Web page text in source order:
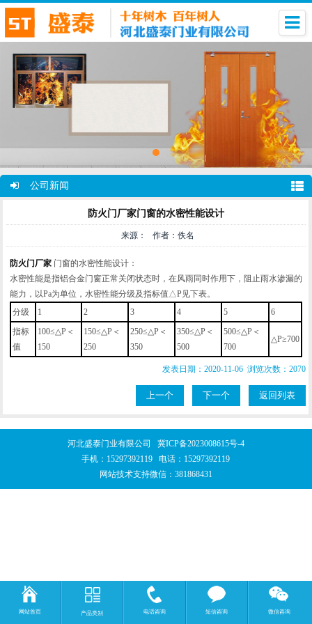
公司新闻
防火门厂家门窗的水密性能设计
来源： 作者：佚名
防火门厂家 门窗的水密性能设计：
水密性能是指铝合金门窗正常关闭状态时，在风雨同时作用下，阻止雨水渗漏的
能力，以Pa为单位，水密性能分级及指标值△P见下表。
分级
1 2 3 4 5
6
指标
值
100≤△P＜
150
150≤△P＜
250
250≤△P＜
350
350≤△P＜
500
500≤△P＜
700
△P≥700
发表日期：2020-11-06 浏览次数：2070
上一个 下一个 返回列表
河北盛泰门业有限公司 冀ICP备2023008615号-4
手机： 15297392119 电话： 15297392119
网站技术支持微信：381868431
网站首页 产品类别 电话咨询 短信咨询 微信咨询